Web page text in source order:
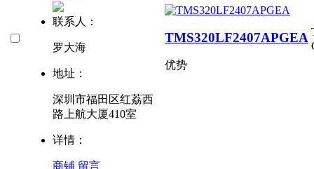
联系人：
罗大海
地址：
深圳市福田区红荔西
路上航大厦410室
详情：
商铺 留言
TMS320LF2407APGEA
优势